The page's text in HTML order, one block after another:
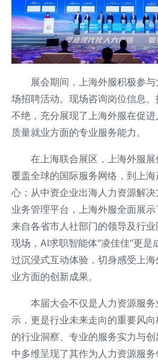
展会期间，上海外服积极参
场招聘活动。现场咨询岗位信息
不绝，充分展现了上海外服在促
质量就业方面的专业服务能力。
在上海联合展区，上海外服
覆盖全球的国际服务网络，到上
心；从中资企业出海人力资源解
业务管理平台，上海外服全面展
来自各省市人社部门的领导及行业
现场，AI求职智能体"凌佳佳"更是
过沉浸式互动体验，切身感受上
业方面的创新成果。
本届大会不仅是人力资源服
示，更是行业未来走向的重要风
的行业洞察、专业的服务实力与
中多维呈现了其作为人力资源服